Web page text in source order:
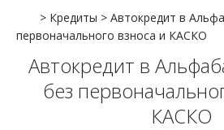
> Кредиты > Автокредит в
первоначального взноса и КАСКО
Автокредит в
без
КАСКО